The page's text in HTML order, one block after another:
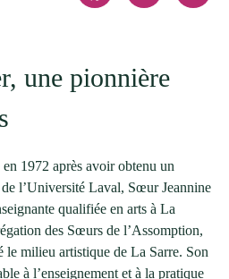
une pionnière
1972 après avoir obtenu un
l’Université Laval, Sœur Jeannine
qualifiée en arts à La
des Sœurs de l’Assomption,
le milieu artistique de La Sarre. Son
à l’enseignement et à la pratique